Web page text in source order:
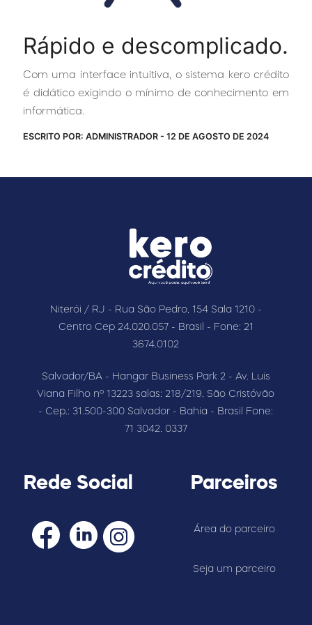
Rápido e descomplicado.
Com uma interface intuitiva, o sistema kero crédito
é didático exigindo o mínimo de conhecimento em
informática.
ESCRITO POR: ADMINISTRADOR - 12 DE AGOSTO DE 2024
Niterói / RJ - Rua São Pedro, 154 Sala 1210 -
Centro Cep 24.020.057 - Brasil - Fone: 21
3674.0102
Salvador/BA - Hangar Business Park 2 - Av. Luis
Viana Filho nº 13223 salas: 218/219, São Cristóvão
- Cep.: 31.500-300 Salvador - Bahia - Brasil Fone:
71 3042. 0337
Rede Social Parceiros
Área do parceiro
Seja um parceiro